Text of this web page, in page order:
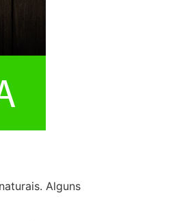
Alguns